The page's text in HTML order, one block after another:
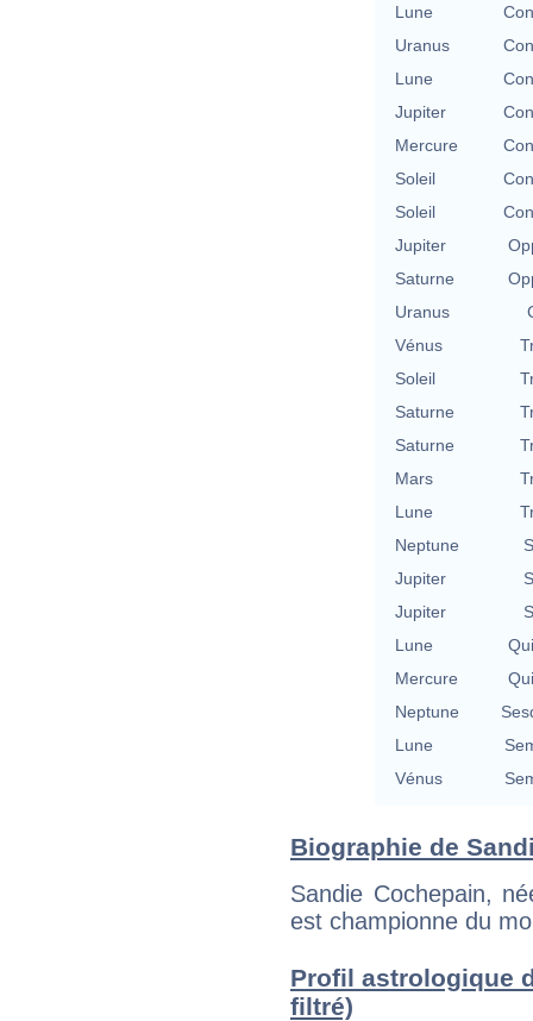
Lune
Uranus
Lune
Jupiter
Mercure
Soleil
Soleil
Jupiter
Saturne
Uranus
Vénus
Soleil
Saturne
Saturne
Mars
Lune
Neptune
Jupiter
Jupiter
Lune
Mercure
Neptune
Lune
Vénus
Biographie de
Sandie Cochepain,
est championne du
Profil astrologique
filtré)